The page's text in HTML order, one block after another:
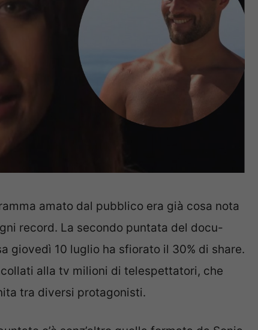
amato dal pubblico era già cosa nota
record. La secondo puntata del docu-
giovedì 10 luglio ha sfiorato il 30% di share.
alla tv milioni di telespettatori, che
tra diversi protagonisti.